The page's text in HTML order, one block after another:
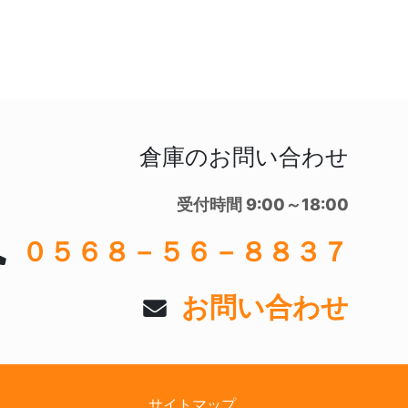
倉庫のお問い合わせ
受付時間 9:00～18:00
０５６８－５６－８８３７
お問い合わせ
サイトマップ